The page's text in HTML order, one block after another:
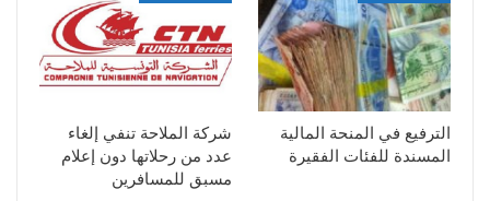
الترفيع في المنحة المالية
المسندة للفئات الفقيرة
شركة الملاحة تنفي إلغاء
عدد من رحلاتها دون إعلام
مسبق للمسافرين